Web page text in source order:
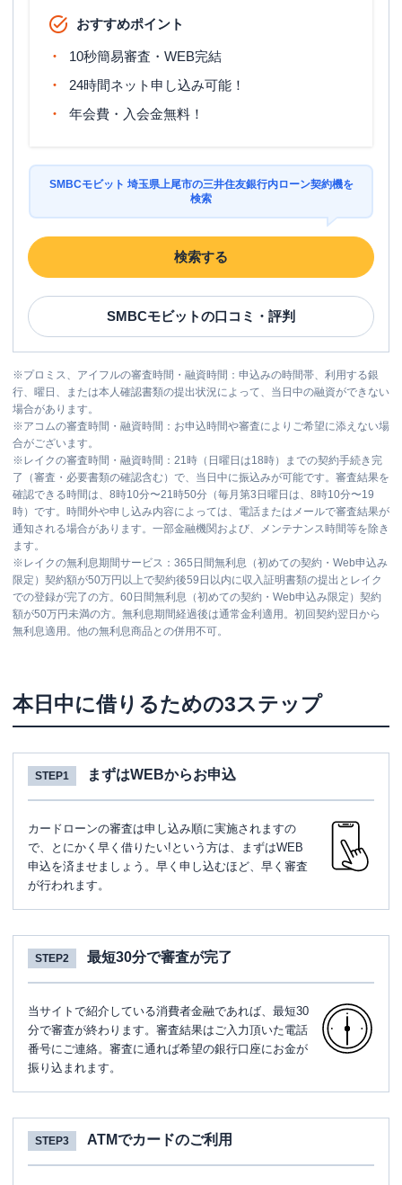
おすすめポイント
10秒簡易審査・WEB完結
24時間ネット申し込み可能！
年会費・入会金無料！
SMBCモビット 埼玉県上尾市の三井住友銀行内ローン契約機を
検索
検索する
SMBCモビットの口コミ・評判
※プロミス、アイフルの審査時間・融資時間：申込みの時間帯、利用する銀
行、曜日、または本人確認書類の提出状況によって、当日中の融資ができない
場合があります。
※アコムの審査時間・融資時間：お申込時間や審査によりご希望に添えない場
合がございます。
※ レイクの審査時間・融資時間：21時（日曜日は18時）までの契約手続き完
了（審査・必要書類の確認含む）で、当日中に振込みが可能です。審査結果を
確認できる時間は、8時10分〜21時50分（毎月第3日曜日は、8時10分〜19
時）です。時間外や申し込み内容によっては、電話またはメールで審査結果が
通知される場合があります。一部金融機関および、メンテナンス時間等を除き
ます。
※ レイクの無利息期間サービス：365日間無利息（初めての契約・Web申込み
限定）契約額が50万円以上で契約後59日以内に収入証明書類の提出とレイク
での登録が完了の方。60日間無利息（初めての契約・Web申込み限定）契約
額が50万円未満の方。無利息期間経過後は通常金利適用。初回契約翌日から
無利息適用。他の無利息商品との併用不可。
本日中に借りるための3ステップ
STEP1 まずはWEBからお申込
カードローンの審査は申し込み順に実施されますの
で、とにかく早く借りたい!という方は、まずはWEB
申込を済ませましょう。早く申し込むほど、早く審査
が行われます。
STEP2 最短30分で審査が完了
当サイトで紹介している消費者金融であれば、最短30
分で審査が終わります。審査結果はご入力頂いた電話
番号にご連絡。審査に通れば希望の銀行口座にお金が
振り込まれます。
STEP3 ATMでカードのご利用